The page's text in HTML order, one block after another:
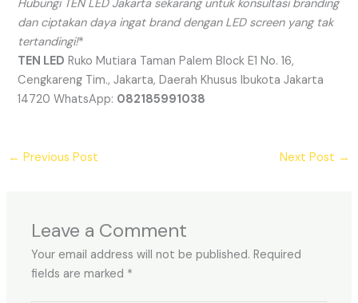
Hubungi TEN LED Jakarta sekarang untuk konsultasi branding
dan ciptakan daya ingat brand dengan LED screen yang tak
tertandingi!*
TEN LED Ruko Mutiara Taman Palem Block E1 No. 16,
Cengkareng Tim., Jakarta, Daerah Khusus Ibukota Jakarta
14720 WhatsApp: 082185991038
← Previous Post Next Post →
Leave a Comment
Your email address will not be published. Required
fields are marked *